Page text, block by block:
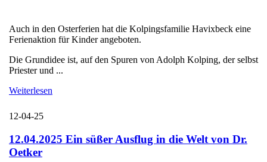
Auch in den Osterferien hat die Kolpingsfamilie Havixbeck eine
Ferienaktion für Kinder angeboten.
Die Grundidee ist, auf den Spuren von Adolph Kolping, der selbst
Priester und ...
Weiterlesen
12-04-25
12.04.2025 Ein süßer Ausflug in die Welt von Dr.
Oetker